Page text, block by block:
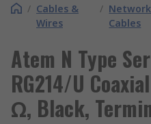
/ Cables &
Wires
/
Cables
Atem N Type
RG214/U
Ω, Black,